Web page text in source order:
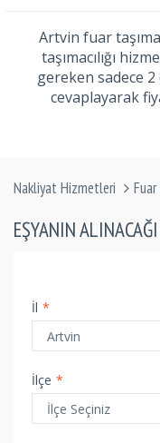
Artvin fuar
taşımacılığı
gereken sadece 2
cevaplayarak
Nakliyat Hizmetleri Fuar
EŞYANIN
İl *
İlçe *